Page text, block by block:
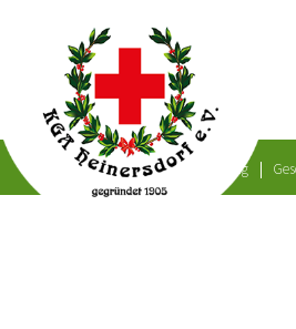
Gartenordnung Satzung